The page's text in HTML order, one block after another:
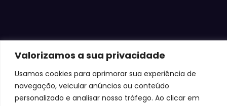
Valorizamos a sua privacidade
Usamos cookies para aprimorar sua experiência de
navegação, veicular anúncios ou conteúdo
personalizado e analisar nosso tráfego. Ao clicar em
falta de atestados de segurança